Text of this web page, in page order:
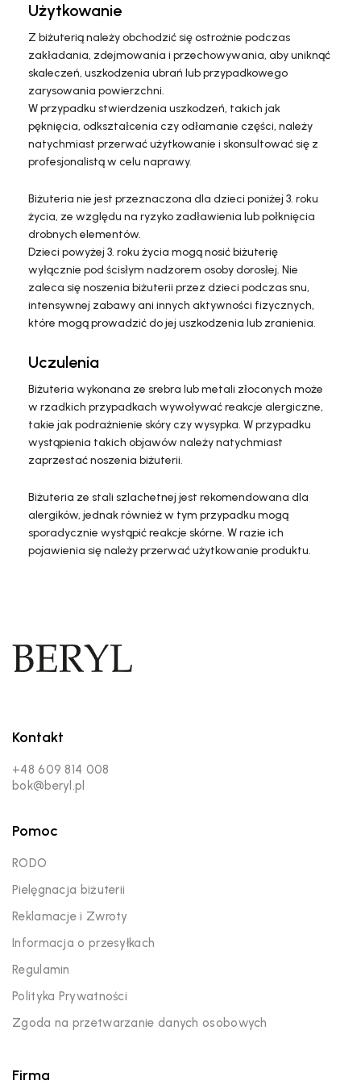
Użytkowanie
Z biżuterią należy obchodzić się ostrożnie podczas
zakładania, zdejmowania i przechowywania, aby uniknąć
skaleczeń, uszkodzenia ubrań lub przypadkowego
zarysowania powierzchni.
W przypadku stwierdzenia uszkodzeń, takich jak
pęknięcia, odkształcenia czy odłamanie części, należy
natychmiast przerwać użytkowanie i skonsultować się z
profesjonalistą w celu naprawy.
Biżuteria nie jest przeznaczona dla dzieci poniżej 3. roku
życia, ze względu na ryzyko zadławienia lub połknięcia
drobnych elementów.
Dzieci powyżej 3. roku życia mogą nosić biżuterię
wyłącznie pod ścisłym nadzorem osoby dorosłej. Nie
zaleca się noszenia biżuterii przez dzieci podczas snu,
intensywnej zabawy ani innych aktywności fizycznych,
które mogą prowadzić do jej uszkodzenia lub zranienia.
Uczulenia
Biżuteria wykonana ze srebra lub metali złoconych może
w rzadkich przypadkach wywoływać reakcje alergiczne,
takie jak podrażnienie skóry czy wysypka. W przypadku
wystąpienia takich objawów należy natychmiast
zaprzestać noszenia biżuterii.
Biżuteria ze stali szlachetnej jest rekomendowana dla
alergików, jednak również w tym przypadku mogą
sporadycznie wystąpić reakcje skórne. W razie ich
pojawienia się należy przerwać użytkowanie produktu.
Kontakt
+48 609 814 008
bok@beryl.pl
Pomoc
RODO
Pielęgnacja biżuterii
Reklamacje i Zwroty
Informacja o przesyłkach
Regulamin
Polityka Prywatności
Zgoda na przetwarzanie danych osobowych
Firma